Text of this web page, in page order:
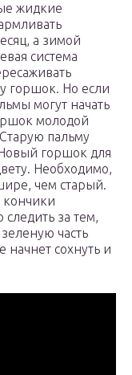
жидкие
а зимой
система
горшок. Но если
могут начать
молодой
пальму
горшок для
Необходимо,
чем старый.
кончики
за тем,
часть
начнет сохнуть и